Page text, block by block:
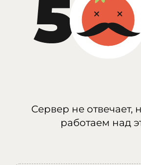
Сервер не отвечает,
работаем над